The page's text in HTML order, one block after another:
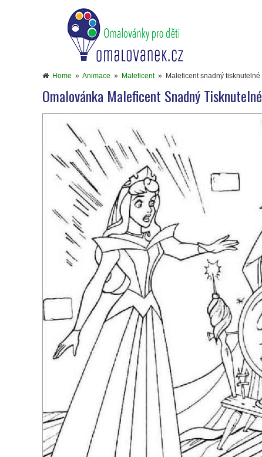
Home » Animace » Maleficent» Maleficent snadný tisknutelné
Omalovánka Maleficent Snadný Tisknutelné